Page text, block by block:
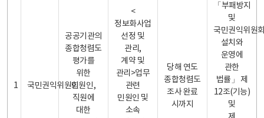
1 국민권익위원회
공공기관의
종합청렴도
평가를
위한
민원인,
직원에
대한
<
정보화사업
선정 및
관리,
계약 및
관리>업무
관련
민원인 및
소속
당해 연도
종합청렴도
조사 완료
시까지
「부패방지
및
국민권익위원
설치와
운영에
관한
법률」 제
12조(기능)
및